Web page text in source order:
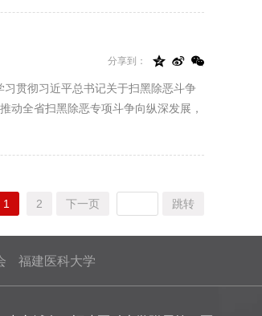
分享到：   
贯彻习近平总书记关于扫黑除恶斗争
动全省扫黑除恶专项斗争向纵深发展，
1 2 下一页 跳转
福建医科大学